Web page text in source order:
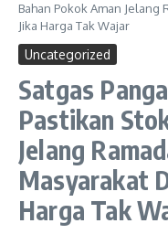
Bahan Pokok Aman Jelang
Jika Harga Tak Wajar
Uncategorized
Satgas
Pastikan
Jelang
Masyarakat
Harga Tak